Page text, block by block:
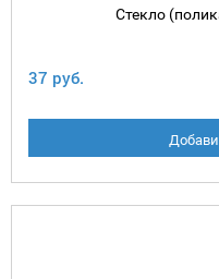
Стекло
37 руб.